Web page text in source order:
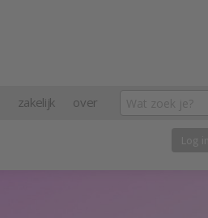
zakelijk over